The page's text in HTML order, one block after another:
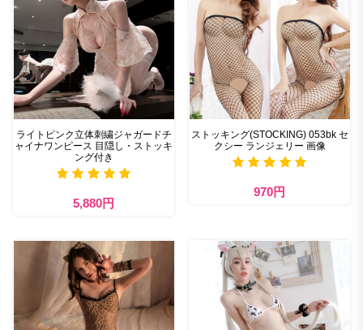
ライトピンク立体刺繍ジャガードチ
ャイナワンピース 目隠し・ストッキ
ング付き
5,880円
ストッキング(STOCKING) 053bk セ
クシー ランジェリー 画像
970円